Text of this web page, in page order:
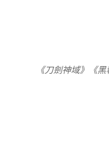
《刀劍神域》《